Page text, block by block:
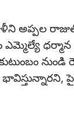
రాజుతో
ధర్మాన
నుండి